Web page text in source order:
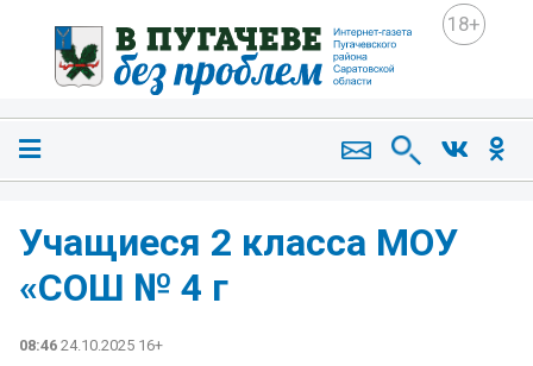
18+
Учащиеся 2 класса МОУ
«СОШ № 4 г
08:46 24.10.2025 16+